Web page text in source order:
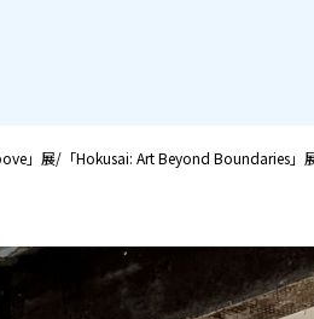
」展/「Hokusai: Art Beyond Boundaries」